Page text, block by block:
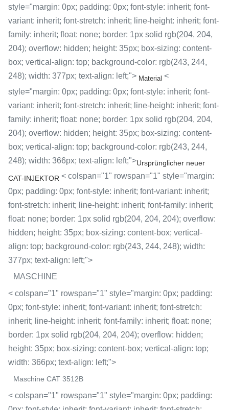
style="margin: 0px; padding: 0px; font-style: inherit; font-
variant: inherit; font-stretch: inherit; line-height: inherit; font-
family: inherit; float: none; border: 1px solid rgb(204, 204,
204); overflow: hidden; height: 35px; box-sizing: content-
box; vertical-align: top; background-color: rgb(243, 244,
248); width: 377px; text-align: left;"> Material <
style="margin: 0px; padding: 0px; font-style: inherit; font-
variant: inherit; font-stretch: inherit; line-height: inherit; font-
family: inherit; float: none; border: 1px solid rgb(204, 204,
204); overflow: hidden; height: 35px; box-sizing: content-
box; vertical-align: top; background-color: rgb(243, 244,
248); width: 366px; text-align: left;">Ursprünglicher neuer
CAT-INJEKTOR < colspan="1" rowspan="1" style="margin:
0px; padding: 0px; font-style: inherit; font-variant: inherit;
font-stretch: inherit; line-height: inherit; font-family: inherit;
float: none; border: 1px solid rgb(204, 204, 204); overflow:
hidden; height: 35px; box-sizing: content-box; vertical-
align: top; background-color: rgb(243, 244, 248); width:
377px; text-align: left;">
MASCHINE
< colspan="1" rowspan="1" style="margin: 0px; padding:
0px; font-style: inherit; font-variant: inherit; font-stretch:
inherit; line-height: inherit; font-family: inherit; float: none;
border: 1px solid rgb(204, 204, 204); overflow: hidden;
height: 35px; box-sizing: content-box; vertical-align: top;
width: 366px; text-align: left;">
Maschine CAT 3512B
< colspan="1" rowspan="1" style="margin: 0px; padding: